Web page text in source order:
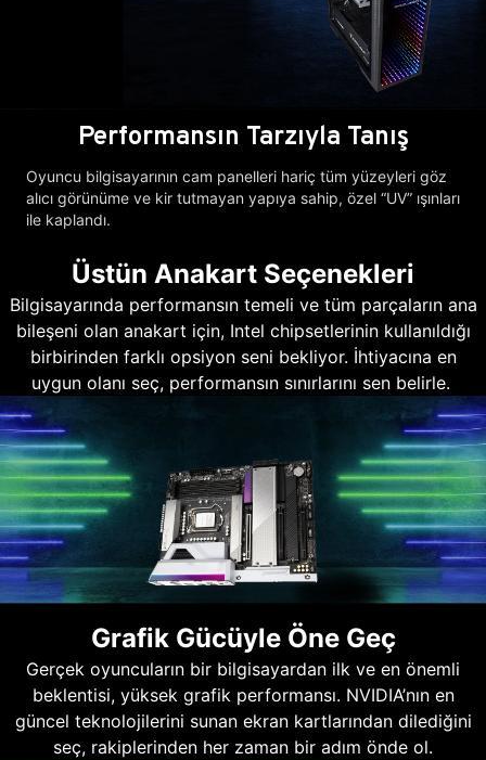
Performansın Tarzıyla Tanış
Oyuncu bilgisayarının cam panelleri hariç tüm yüzeyleri göz
alıcı görünüme ve kir tutmayan yapıya sahip, özel “UV” ışınları
ile kaplandı.
Üstün Anakart Seçenekleri
Bilgisayarında performansın temeli ve tüm parçaların ana
bileşeni olan anakart için, Intel chipsetlerinin kullanıldığı
birbirinden farklı opsiyon seni bekliyor. İhtiyacına en
uygun olanı seç, performansın sınırlarını sen belirle.
Grafik Gücüyle Öne Geç
Gerçek oyuncuların bir bilgisayardan ilk ve en önemli
beklentisi, yüksek grafik performansı. NVIDIA’nın en
güncel teknolojilerini sunan ekran kartlarından dilediğini
seç, rakiplerinden her zaman bir adım önde ol.